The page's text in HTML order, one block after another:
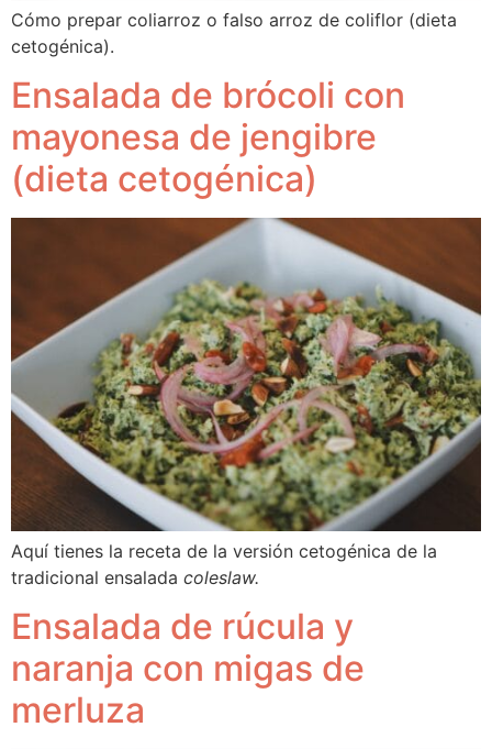
Cómo prepar coliarroz o falso arroz de coliflor (dieta
cetogénica).
Ensalada de brócoli con
mayonesa de jengibre
(dieta cetogénica)
Aquí tienes la receta de la versión cetogénica de la
tradicional ensalada coleslaw.
Ensalada de rúcula y
naranja con migas de
merluza